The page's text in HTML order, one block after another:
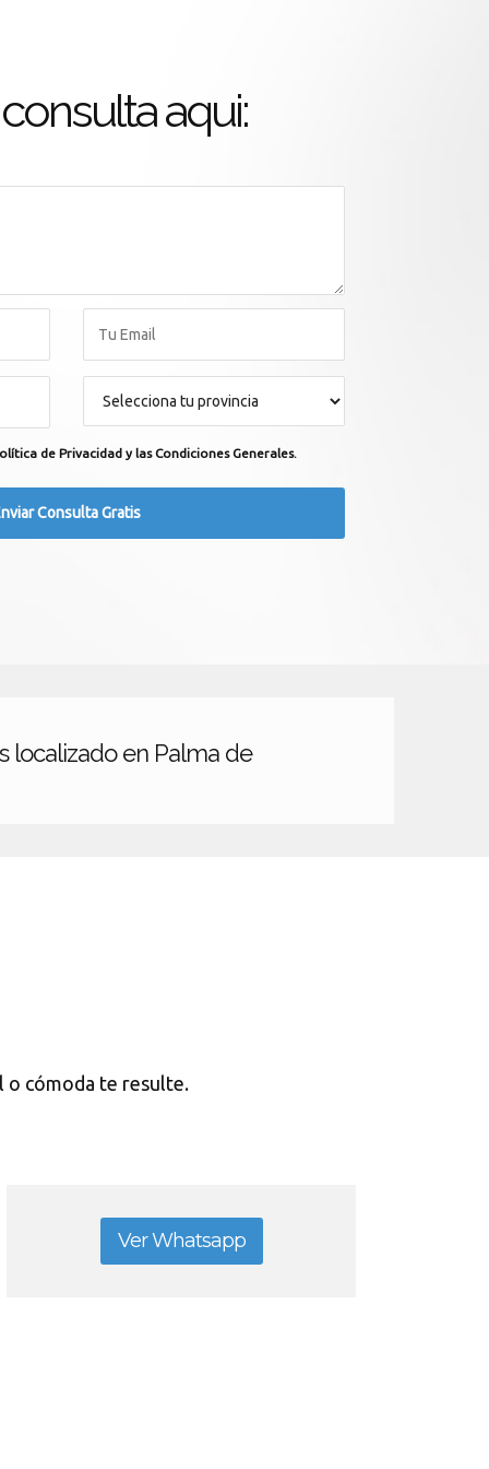
consulta aqui:
de Privacidad y las Condiciones Generales.
localizado en Palma de
o cómoda te resulte.
Ver Whatsapp